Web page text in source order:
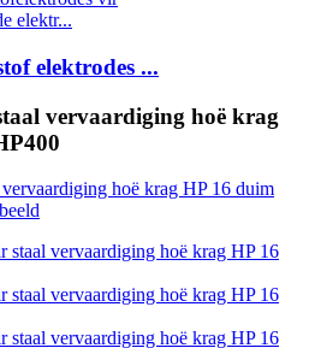
elektrodes ...
vervaardiging hoë krag